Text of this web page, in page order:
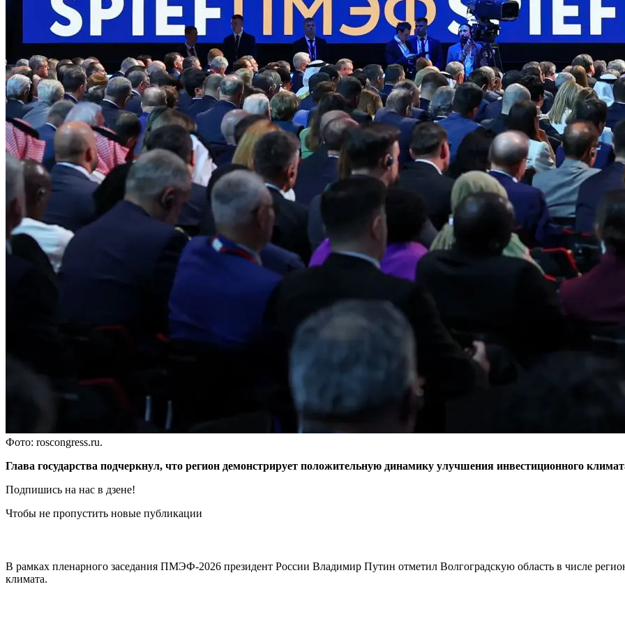
Фото: roscongress.ru.
Глава государства подчеркнул, что регион демонстрирует положительную динамику улучшения инвестиционного
Подпишись на нас в дзене!
Чтобы не пропустить новые публикации
В рамках пленарного заседания ПМЭФ-2026 президент России Владимир Путин отметил Волгоградскую область в числе
климата.